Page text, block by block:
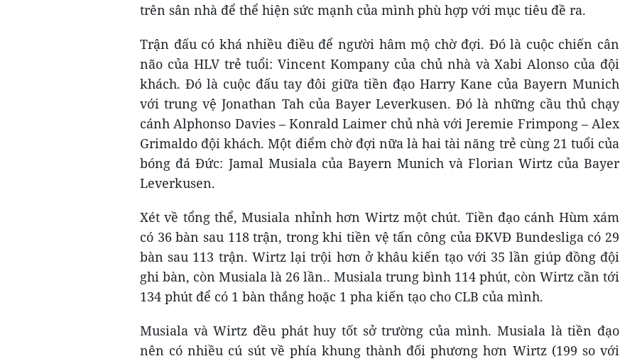
trên sân nhà để thể hiện sức mạnh của mình phù hợp với mục tiêu đề ra.
Trận đấu có khá nhiều điều để người hâm mộ chờ đợi. Đó là cuộc chiến cân
não của HLV trẻ tuổi: Vincent Kompany của chủ nhà và Xabi Alonso của đội
khách. Đó là cuộc đấu tay đôi giữa tiền đạo Harry Kane của Bayern Munich
với trung vệ Jonathan Tah của Bayer Leverkusen. Đó là những cầu thủ chạy
cánh Alphonso Davies – Konrald Laimer chủ nhà với Jeremie Frimpong – Alex
Grimaldo đội khách. Một điểm chờ đợi nữa là hai tài năng trẻ cùng 21 tuổi của
bóng đá Đức: Jamal Musiala của Bayern Munich và Florian Wirtz của Bayer
Leverkusen.
Xét về tổng thể, Musiala nhỉnh hơn Wirtz một chút. Tiền đạo cánh Hùm xám
có 36 bàn sau 118 trận, trong khi tiền vệ tấn công của ĐKVĐ Bundesliga có 29
bàn sau 113 trận. Wirtz lại trội hơn ở khâu kiến tạo với 35 lần giúp đồng đội
ghi bàn, còn Musiala là 26 lần.. Musiala trung bình 114 phút, còn Wirtz cần tới
134 phút để có 1 bàn thắng hoặc 1 pha kiến tạo cho CLB của mình.
Musiala và Wirtz đều phát huy tốt sở trường của mình. Musiala là tiền đạo
nên có nhiều cú sút về phía khung thành đối phương hơn Wirtz (199 so với